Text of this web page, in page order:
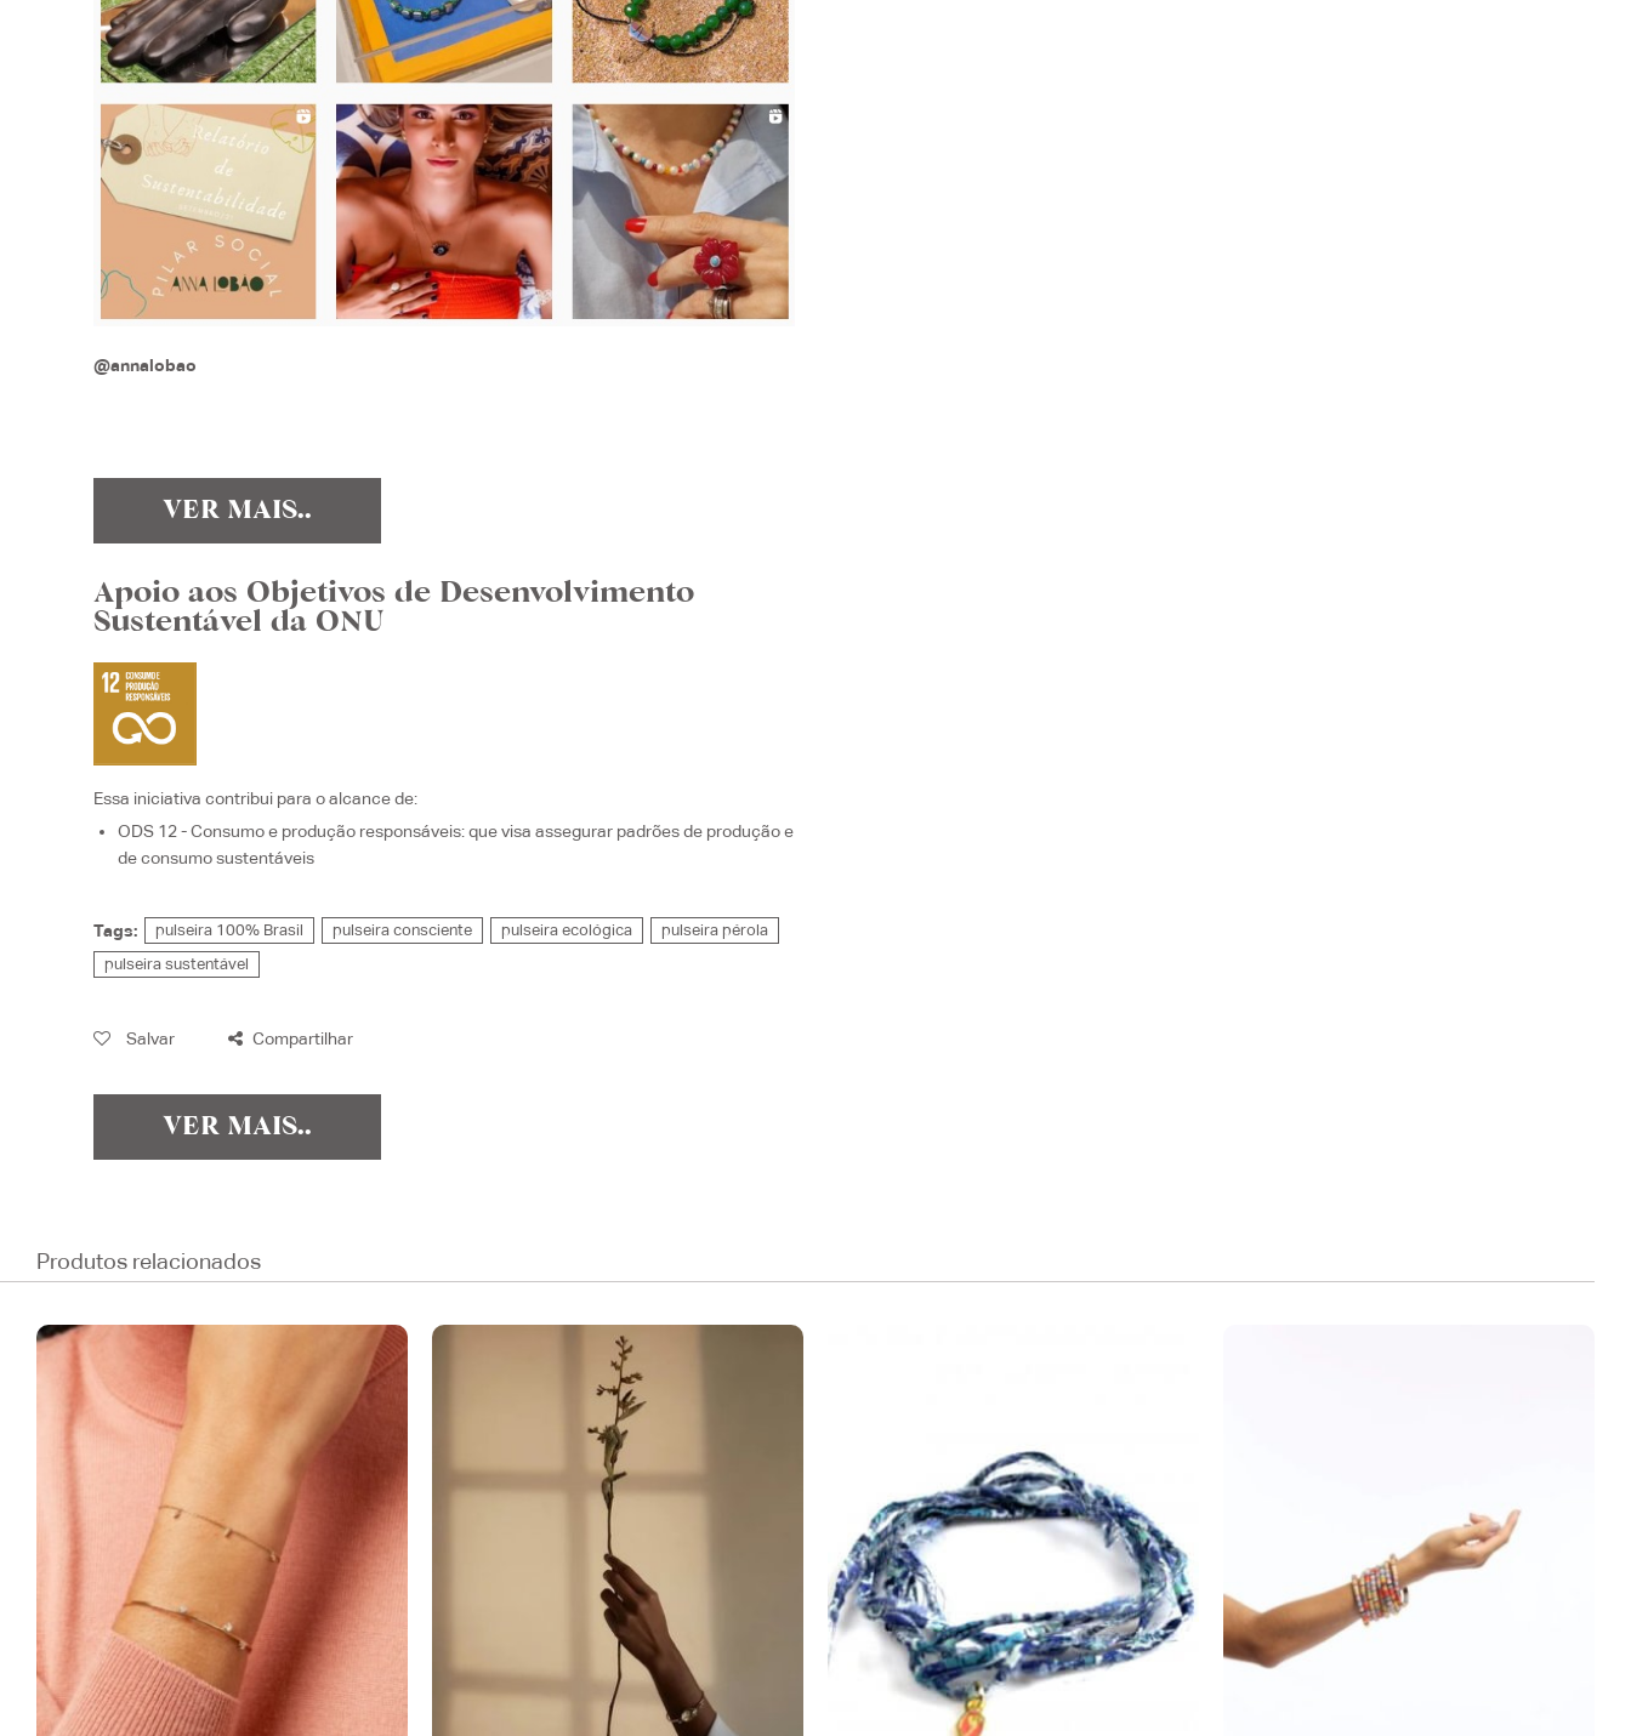
@annalobao
VER MAIS..
Apoio aos Objetivos de Desenvolvimento
Sustentável da ONU
Essa iniciativa contribui para o alcance de:
ODS 12 - Consumo e produção responsáveis: que visaassegurar padrões de produção e
de consumo sustentáveis
Tags: pulseira 100% Brasil pulseira consciente pulseira ecológica
pulseira pérola
pulseira sustentável
Salvar Compartilhar
VER MAIS..
Produtos relacionados